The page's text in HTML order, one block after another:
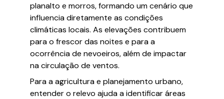
planalto e morros, formando um cenário que
influencia diretamente as condições
climáticas locais. As elevações contribuem
para o frescor das noites e para a
ocorrência de nevoeiros, além de impactar
na circulação de ventos.
Para a agricultura e planejamento urbano,
entender o relevo ajuda a identificar áreas